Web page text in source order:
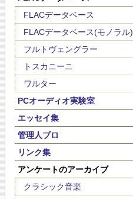
FLACデータベース
FLACデータベース(モノラル)
フルトヴェングラー
トスカニーニ
ワルター
PCオーディオ実験室
エッセイ集
管理人ブロ
リンク集
アンケートのアーカイブ
クラシック音楽